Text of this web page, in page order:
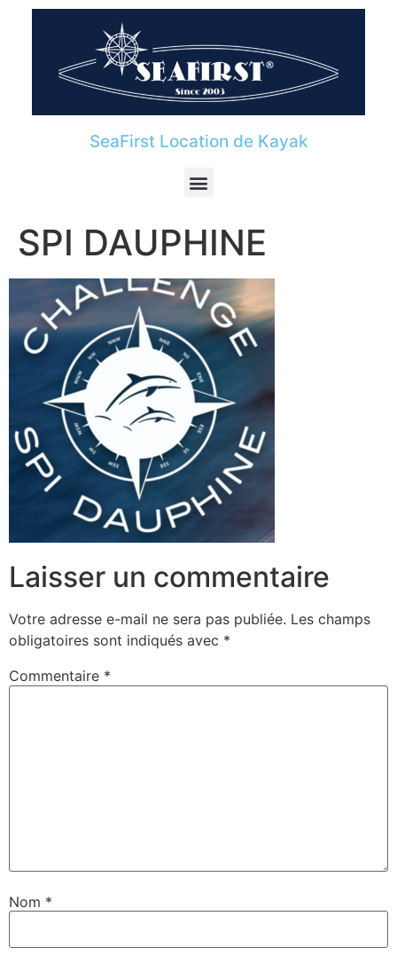
SeaFirst Location de Kayak
SPI DAUPHINE
Laisser un commentaire
Votre adresse e-mail ne sera pas publiée. Les champs
obligatoires sont indiqués avec *
Commentaire *
Nom *